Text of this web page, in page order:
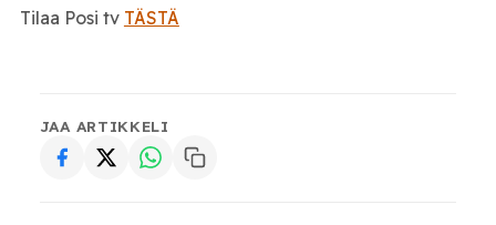
Tilaa Posi tv TÄSTÄ
JAA ARTIKKELI